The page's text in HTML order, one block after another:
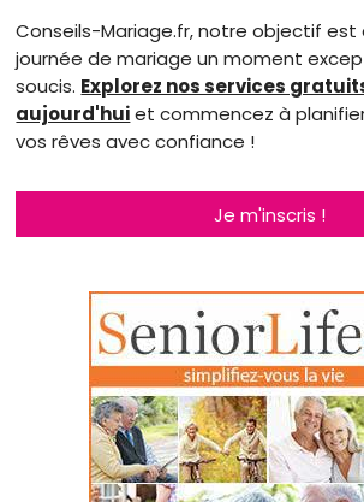
Conseils-Mariage.fr, notre objectif
journée de mariage un moment
soucis. Explorez nos services
aujourd'huiet commencez à
vos rêves avec confiance !
Je m'inscris !